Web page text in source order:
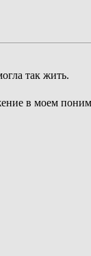
так жить.
в моем